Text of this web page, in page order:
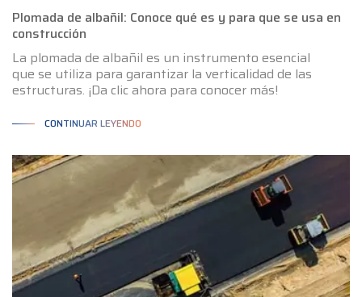
Plomada de albañil: Conoce qué es y para que se usa en
construcción
La plomada de albañil es un instrumento esencial
que se utiliza para garantizar la verticalidad de las
estructuras. ¡Da clic ahora para conocer más!
CONTINUAR LEYENDO